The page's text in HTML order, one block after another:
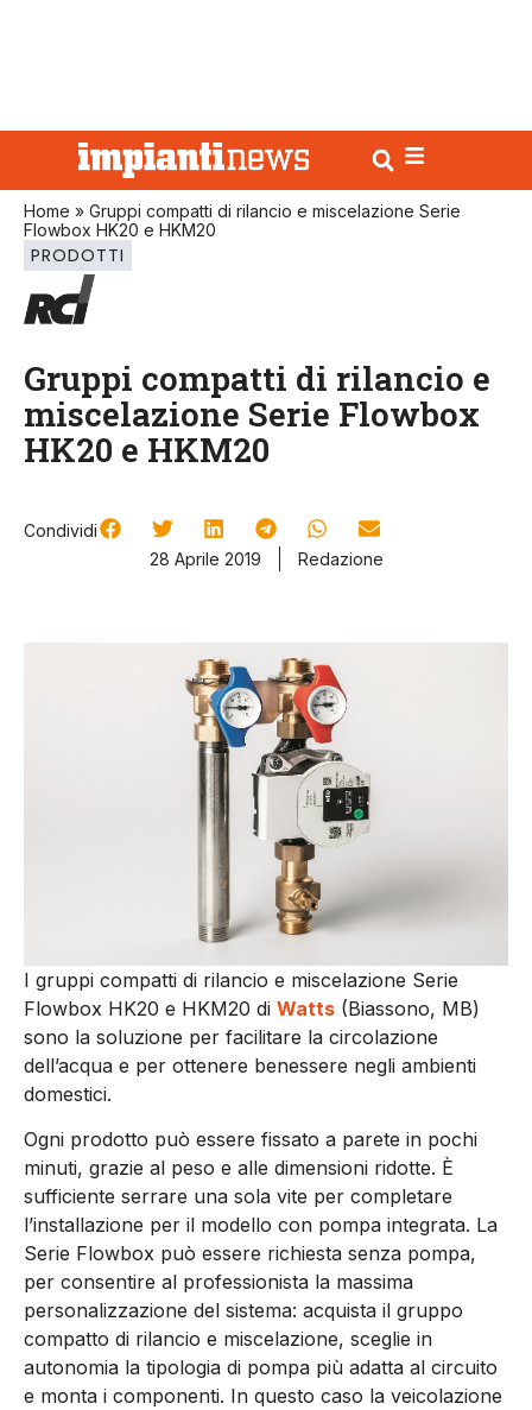
Home » Gruppi compatti di rilancio e miscelazione Serie
Flowbox HK20 e HKM20
PRODOTTI
Gruppi compatti di rilancio e
miscelazione Serie Flowbox
HK20 e HKM20
Condividi
28 Aprile 2019
Redazione
I gruppi compatti di rilancio e miscelazione Serie
Flowbox HK20 e HKM20 di Watts (Biassono, MB)
sono la soluzione per facilitare la circolazione
dell’acqua e per ottenere benessere negli ambienti
domestici.
Ogni prodotto può essere fissato a parete in pochi
minuti, grazie al peso e alle dimensioni ridotte. È
sufficiente serrare una sola vite per completare
l’installazione per il modello con pompa integrata. La
Serie Flowbox può essere richiesta senza pompa,
per consentire al professionista la massima
personalizzazione del sistema: acquista il gruppo
compatto di rilancio e miscelazione, sceglie in
autonomia la tipologia di pompa più adatta al circuito
e monta i componenti. In questo caso la veicolazione